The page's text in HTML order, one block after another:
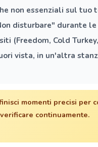
non essenziali sul tuo
disturbare" durante
(Freedom, Cold
vista, in un'altra
momenti precisi per
continuamente.